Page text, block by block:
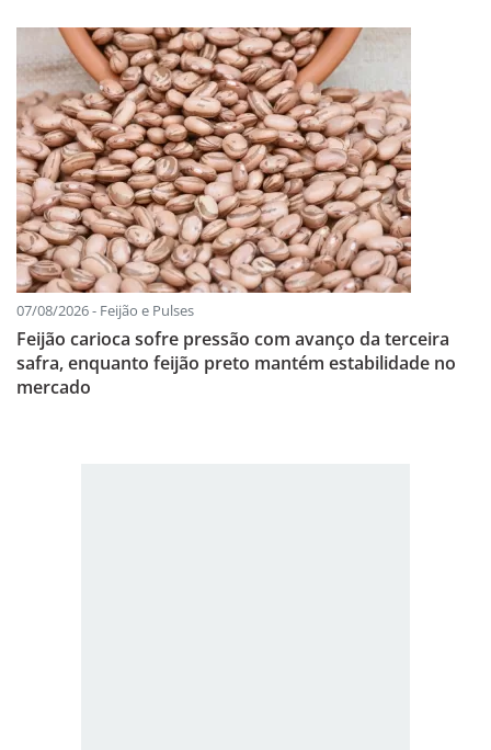
07/08/2026 - Feijão e Pulses
Feijão carioca sofre pressão com avanço da terceira
safra, enquanto feijão preto mantém estabilidade no
mercado